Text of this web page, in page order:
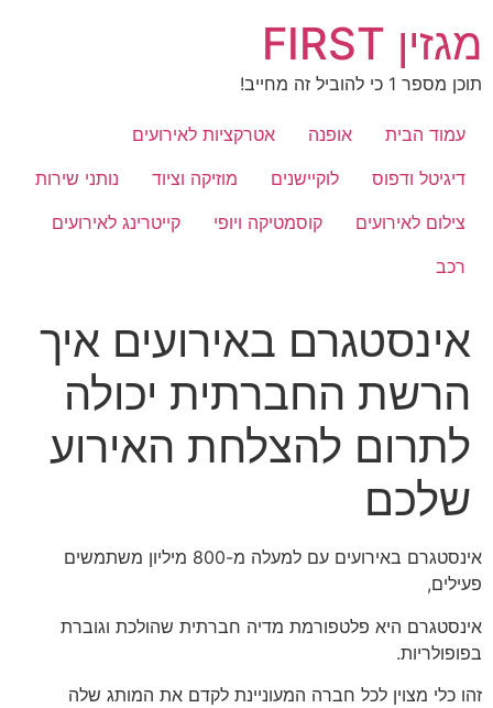
לתוכן
מגזין FIRST
תוכן מספר 1 כי להוביל זה מחייב!
עמוד הבית אופנה
אטרקציות לאירועים
דיגיטל ודפוס
לוקיישנים מוזיקה וציוד
נותני שירות
צילום לאירועים
קוסמטיקה ויופי
קייטרינג לאירועים
רכב
אינסטגרם באירועים איך
הרשת החברתית יכולה
לתרום להצלחת האירוע
שלכם
אינסטגרם באירועים עם למעלה מ-800 מיליון משתמשים
פעילים,
אינסטגרם היא פלטפורמת מדיה חברתית שהולכת וגוברת
בפופולריות.
זהו כלי מצוין לכל חברה המעוניינת לקדם את המותג שלה